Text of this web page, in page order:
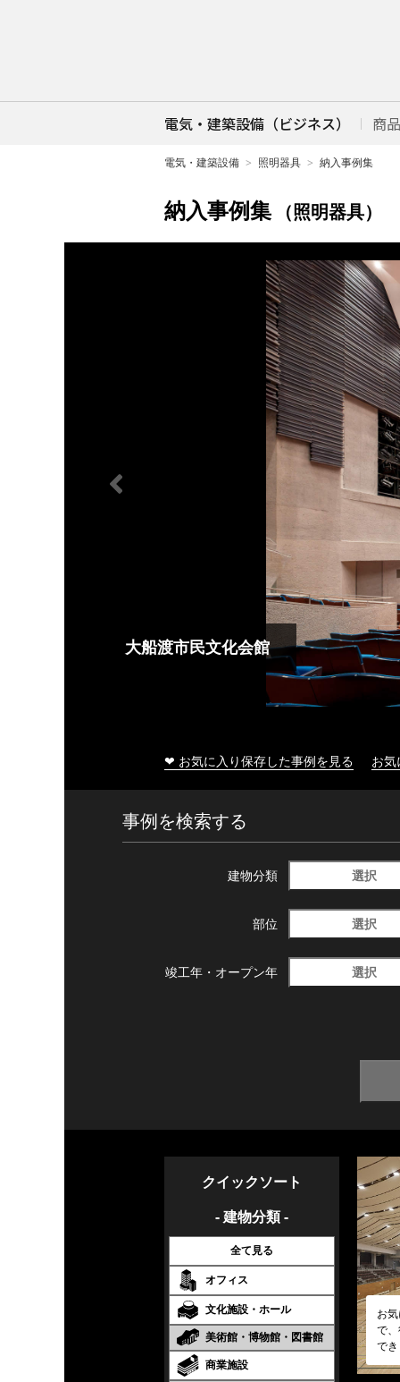
電気・建築設備（ビジネス） 商
電気・建築設備 照明器具 納入事例集
納入事例集 （照明器具）
大船渡市民文化会館
❤ お気に入り保存した事例を見る お
事例を検索する
建物分類 選択
部位 選択
竣工年・ オープン年 選択
クイックソート
- 建物分類 -
全て見る
オフィス
文化施設・ホール
美術館・博物館・図書館
商業施設
お
で
で